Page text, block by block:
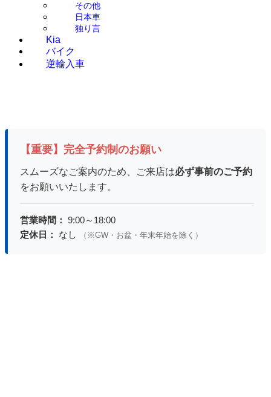
その他
日本車
独り言
Kia
バイク
逆輸入車
【重要】完全予約制のお願い
スムーズなご案内のため、ご来店は必ず事前のご予約
をお願いいたします。
営業時間： 9:00～18:00
定休日：
なし （※GW・お盆・年末年始を除く）